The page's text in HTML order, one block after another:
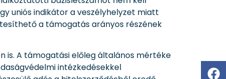
uniós indikátor a veszélyhelyzet miatt
a támogatás arányos részének
is. A támogatási előleg általános mértéke
intézkedésekkel